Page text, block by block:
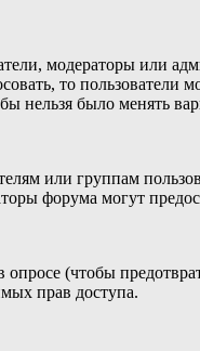
модераторы или
то
нельзя было менять
или группам
форума могут
опросе (чтобы
прав доступа.